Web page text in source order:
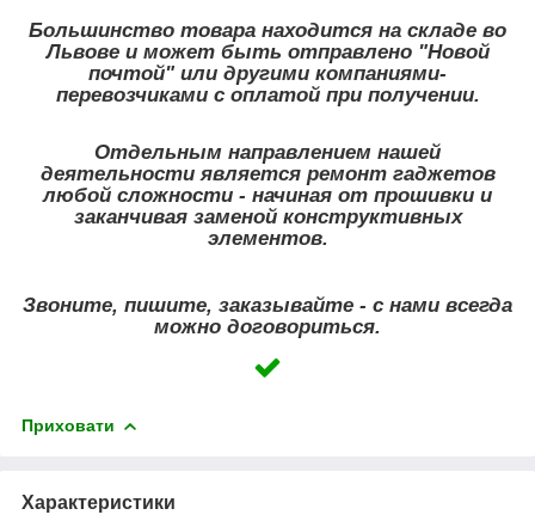
Большинство товара находится на складе во
Львове и может быть отправлено "Новой
почтой" или другими компаниями-
перевозчиками с оплатой при получении.
Отдельным направлением нашей
деятельности является ремонт гаджетов
любой сложности - начиная от прошивки и
заканчивая заменой конструктивных
элементов.
Звоните, пишите, заказывайте - с нами всегда
можно договориться.
Приховати
Характеристики